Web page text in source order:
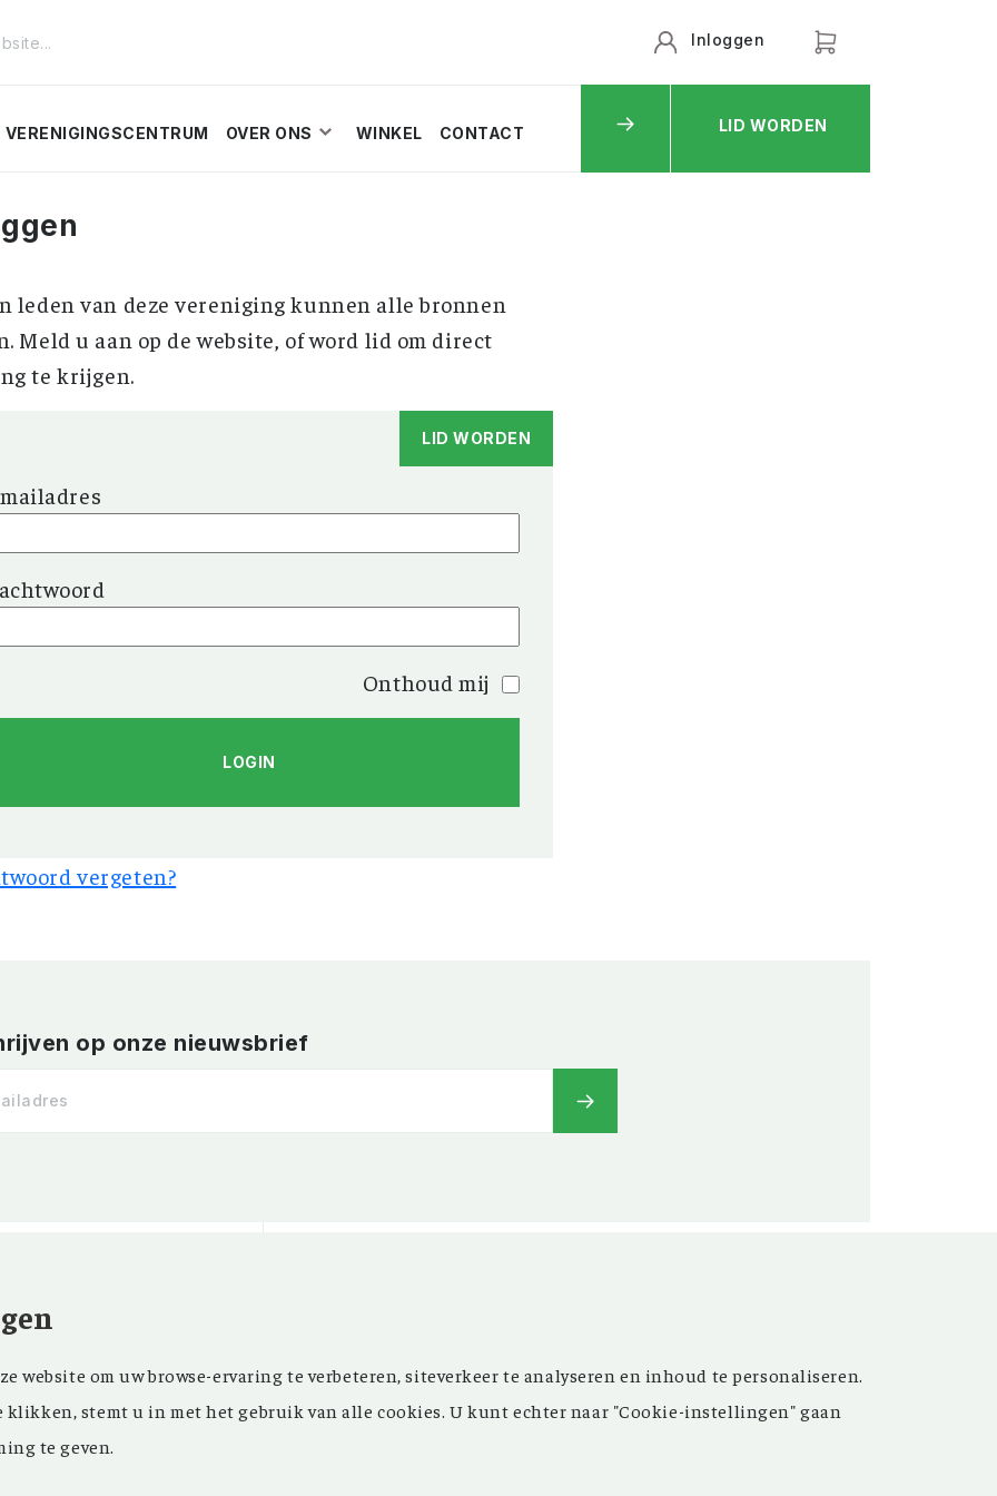
VERENIGINGSCENTRUM OVER ONS WINKEL CONTACT
Inloggen
LID WORDEN
leden van deze vereniging kunnen alle bronnen
Meld u aan op de website, of word lid om direct
te krijgen.
LID WORDEN
Onthoud mij
vergeten?
op onze nieuwsbrief
FACEBOOK
oprichting in 1946 zijn de inspirerende artikelen
in ons maandblad en meer dan 15.000 bestanden
website om uw browse-ervaring te verbeteren, siteverkeer te analyseren en inhoud te personaliseren.
klikken, stemt u in met het gebruik van alle cookies. U kunt echter naar "Cookie-instellingen" gaan
te geven.